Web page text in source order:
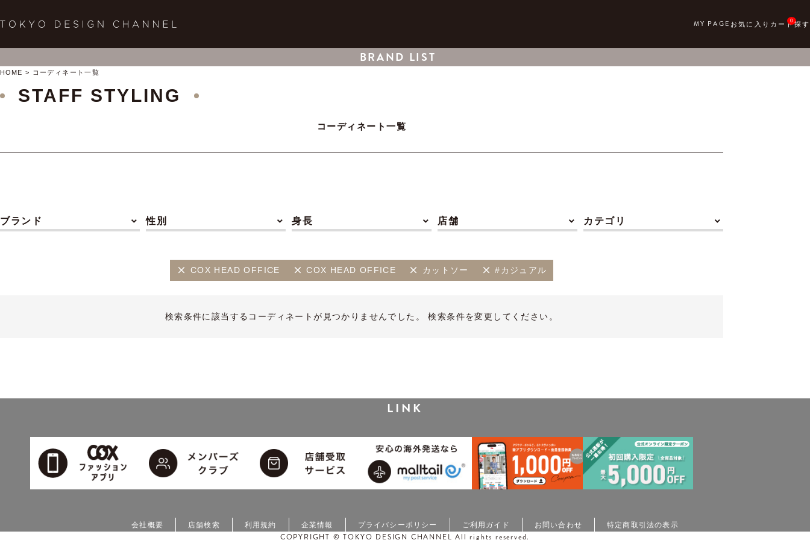
0
BRAND LIST
HOME コーディネート一覧
STAFF STYLING
コーディネート一覧
ブランド 性別 身長 店舗 カテゴリ
COX HEAD OFFICE COX HEAD OFFICE カットソー #カジュアル
検索条件に該当するコーディネートが見つかりませんでした。 検索条件を変更してください。
LINK
会社概要 店舗検索 利用規約 企業情報 プライバシーポリシー ご利用ガイド お問い合わせ 特定商取引法の表示
COPYRIGHT © TOKYO DESIGN CHANNEL All rights reserved.